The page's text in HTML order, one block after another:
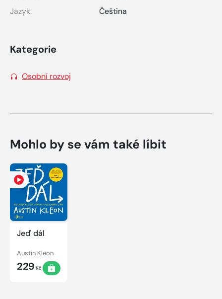
Jazyk:
Čeština
Kategorie
Osobní rozvoj
Mohlo by se vám také líbit
Jeď dál
Austin Kleon
229 Kč